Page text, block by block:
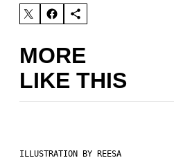
MORE
LIKE THIS
ILLUSTRATION BY REESA